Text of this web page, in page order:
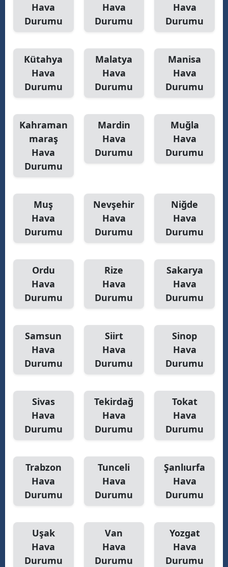
Hava
Durumu
Hava
Durumu
Hava
Durumu
Kütahya
Hava
Durumu
Malatya
Hava
Durumu
Manisa
Hava
Durumu
Kahraman
maraş
Hava
Durumu
Mardin
Hava
Durumu
Muğla
Hava
Durumu
Muş
Hava
Durumu
Nevşehir
Hava
Durumu
Niğde
Hava
Durumu
Ordu
Hava
Durumu
Rize
Hava
Durumu
Sakarya
Hava
Durumu
Samsun
Hava
Durumu
Siirt
Hava
Durumu
Sinop
Hava
Durumu
Sivas
Hava
Durumu
Tekirdağ
Hava
Durumu
Tokat
Hava
Durumu
Trabzon
Hava
Durumu
Tunceli
Hava
Durumu
Şanlıurfa
Hava
Durumu
Uşak
Hava
Durumu
Van
Hava
Durumu
Yozgat
Hava
Durumu